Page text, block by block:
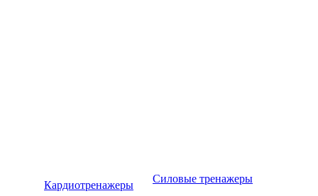
Кардиотренажеры
Силовые тренажеры